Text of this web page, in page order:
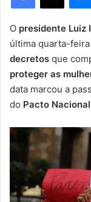
O presidente Luiz
última quarta-feira
decretos que
proteger as
data marcou a
do Pacto